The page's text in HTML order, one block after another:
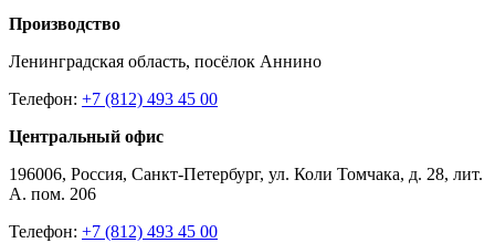
Производство
Ленинградская область, посёлок Аннино
Телефон: +7 (812) 493 45 00
Центральный офис
196006, Россия, Санкт-Петербург, ул. Коли Томчака, д. 28, лит.
А. пом. 206
Телефон: +7 (812) 493 45 00